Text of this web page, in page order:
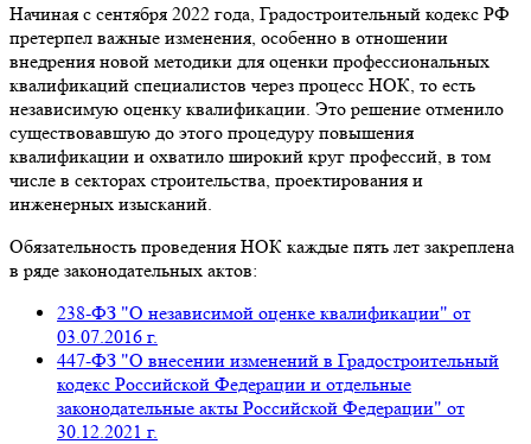
Начиная с сентября 2022 года, Градостроительный кодекс РФ
претерпел важные изменения, особенно в отношении
внедрения новой методики для оценки профессиональных
квалификаций специалистов через процесс НОК, то есть
независимую оценку квалификации. Это решение отменило
существовавшую до этого процедуру повышения
квалификации и охватило широкий круг профессий, в том
числе в секторах строительства, проектирования и
инженерных изысканий.
Обязательность проведения НОК каждые пять лет закреплена
в ряде законодательных актов:
238-ФЗ "О независимой оценке квалификации" от
03.07.2016 г.
447-ФЗ "О внесении изменений в Градостроительный
кодекс Российской Федерации и отдельные
законодательные акты Российской Федерации" от
30.12.2021 г.